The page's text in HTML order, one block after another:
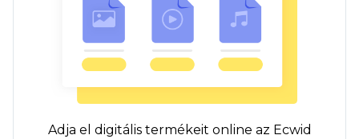
Adja el digitális termékeit online az Ecwid